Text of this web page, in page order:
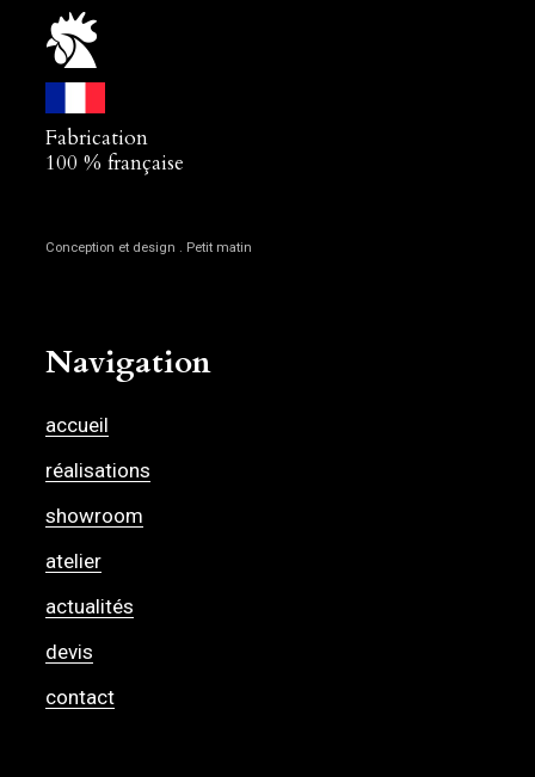
Fabrication
100 % française
Conception et design . Petit matin
Navigation
accueil
réalisations
showroom
atelier
actualités
devis
contact